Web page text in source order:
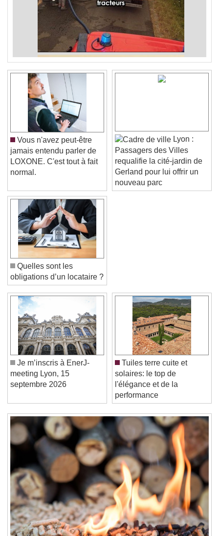
Video Player is loading.
Play Video
Play
Skip Backward
Skip Forward
Unmute
Current Time
/
Loaded:0%
Stream TypeLIVE
Seek to live, currently behind liveLIVE
Remaining Time-0:00
1x
Playback Rate
Chapters
Chapters
Descriptions
descriptions off, selected
Subtitles
Vous n'avez peut-être
jamais entendu parler de
LOXONE. C'est tout à fait
Lyon :
Passagers des Villes
requalifie la cité-jardin de
Gerland pour lui offrir un
nouveau parc
Quelles sont les
obligations d’un locataire ?
Je m’inscris à EnerJ-
meeting Lyon, 15
Tuiles terre cuite et
solaires: le top de
l'élégance et de la
performance